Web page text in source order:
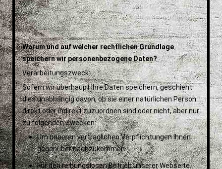
Warum und auf welcher rechtlichen Grundlage
speichern wir personenbezogene Daten?
Verarbeitungszweck:
Sofern wir überhaupt Ihre Daten speichern, geschieht
dies unabhängig davon, ob sie einer natürlichen Person
direkt oder indirekt zuzuordnen sind oder nicht, aber nur
zu folgenden Zwecken:
Um unseren vertraglichen Verpflichtungen Ihnen
gegenüber nachzukommen.
Für den reibungslosen Betrieb unserer Webseite.